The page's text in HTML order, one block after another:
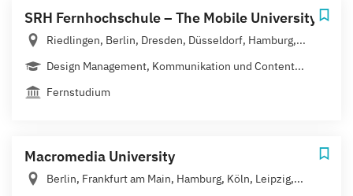
SRH Fernhochschule – The Mobile University
Riedlingen, Berlin, Dresden, Düsseldorf, Hamburg,...
Design Management, Kommunikation und Content...
Fernstudium
Macromedia University
Berlin, Frankfurt am Main, Hamburg, Köln, Leipzig,...